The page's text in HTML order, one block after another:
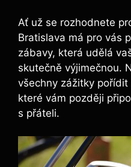
Ať už se rozhodnete
Bratislava má pro vás
zábavy, která udělá
skutečně výjimečnou.
všechny zážitky
které vám později
s přáteli.